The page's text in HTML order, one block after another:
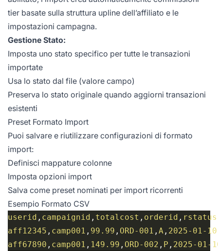
tier basate sulla struttura upline dell’affiliato e le
impostazioni campagna.
Gestione Stato:
Imposta uno stato specifico per tutte le transazioni
importate
Usa lo stato dal file (valore campo)
Preserva lo stato originale quando aggiorni transazioni
esistenti
Preset Formato Import
Puoi salvare e riutilizzare configurazioni di formato
import:
Definisci mappature colonne
Imposta opzioni import
Salva come preset nominati per import ricorrenti
Esempio Formato CSV
userid , campaignid , totalcost , orderid , rstatus
aff12345 , camp001 , 99.99 , ORD-001 , A , 2025-01-
aff67890 , camp001 , 149.99 , ORD-002 , P , 2025-01-